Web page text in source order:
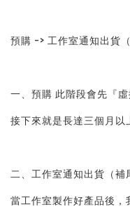
預購 -> 工作室通知出貨
一、預購 此階段會先『虛
接下來就是長達三個月以
二、工作室通知出貨（補
當工作室製作好產品後，